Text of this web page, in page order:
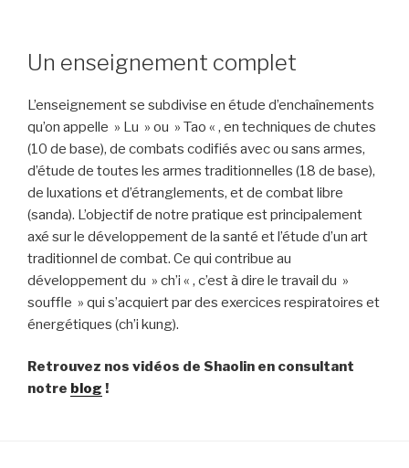
Un enseignement complet
L’enseignement se subdivise en étude d’enchaînements
qu’on appelle » Lu » ou » Tao « , en techniques de chutes
(10 de base), de combats codifiés avec ou sans armes,
d’étude de toutes les armes traditionnelles (18 de base),
de luxations et d’étranglements, et de combat libre
(sanda). L’objectif de notre pratique est principalement
axé sur le développement de la santé et l’étude d’un art
traditionnel de combat. Ce qui contribue au
développement du » ch’i « , c’est à dire le travail du »
souffle » qui s’acquiert par des exercices respiratoires et
énergétiques (ch’i kung).
Retrouvez nos vidéos de Shaolin en consultant
notre blog !